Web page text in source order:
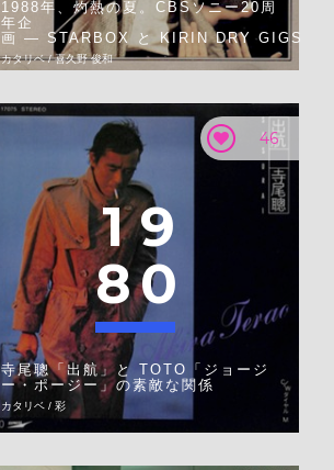
1988年、灼熱の夏。CBSソニー20周
年企
画 — STARBOX と KIRIN DRY GIGS
カタリベ / 喜久野 俊和
46
1 9
80
寺尾聰「出航」と TOTO「ジョージ
ー・ポージー」の素敵な関係
カタリベ / 彩